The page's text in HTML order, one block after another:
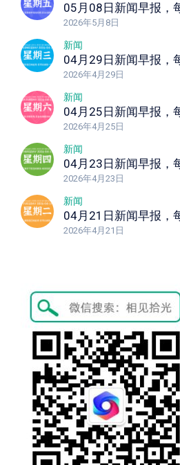
2026年5月8日
新闻
2026年4月29日
新闻
2026年4月25日
新闻
2026年4月23日
新闻
2026年4月21日